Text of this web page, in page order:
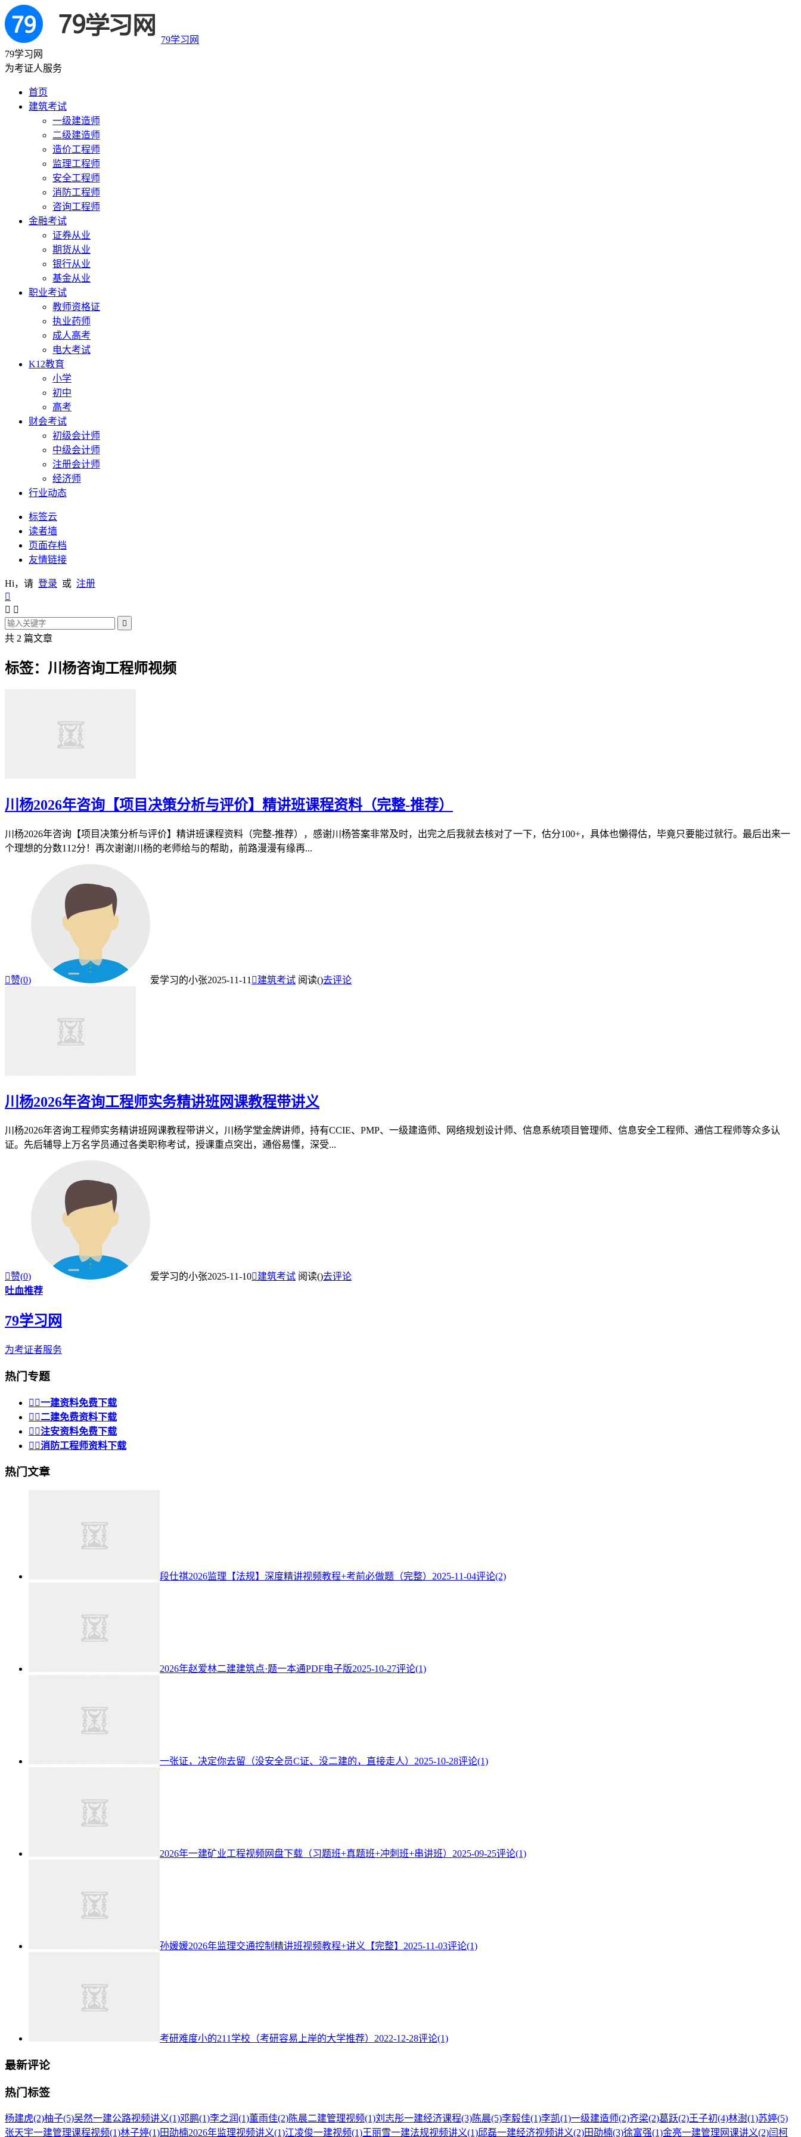
79学习网
79学习网
为考证人服务
首页
建筑考试
一级建造师
二级建造师
造价工程师
监理工程师
安全工程师
消防工程师
咨询工程师
金融考试
证券从业
期货从业
银行从业
基金从业
职业考试
教师资格证
执业药师
成人高考
电大考试
K12教育
小学
初中
高考
财会考试
初级会计师
中级会计师
注册会计师
经济师
行业动态
标签云
读者墙
页面存档
友情链接
Hi，请 登录 或 注册

 

共 2 篇文章
标签：川杨咨询工程师视频
川杨2026年咨询【项目决策分析与评价】精讲班课程资料（完整-推荐）
川杨2026年咨询【项目决策分析与评价】精讲班课程资料（完整-推荐），感谢川杨答案非常及时，出完之后我就去核对了一下，估分100+，具体也懒得估，毕竟只要能过就行。最后出来一
个理想的分数112分！再次谢谢川杨的老师给与的帮助，前路漫漫有缘再...
赞(0) 爱学习的小张2025-11-11 建筑考试 阅读()去评论
川杨2026年咨询工程师实务精讲班网课教程带讲义
川杨2026年咨询工程师实务精讲班网课教程带讲义，川杨学堂金牌讲师，持有CCIE、PMP、一级建造师、网络规划设计师、信息系统项目管理师、信息安全工程师、通信工程师等众多认
证。先后辅导上万名学员通过各类职称考试，授课重点突出，通俗易懂，深受...
赞(0) 爱学习的小张2025-11-10建筑考试 阅读()去评论
吐血推荐
79学习网
为考证者服务
热门专题
 一建资料免费下载
 二建免费资料下载
 注安资料免费下载
 消防工程师资料下载
热门文章
段仕祺2026监理【法规】深度精讲视频教程+考前必做题（完整） 2025-11-04评论(2)
2026年赵爱林二建建筑点·题一本通PDF电子版2025-10-27评论(1)
一张证，决定你去留（没安全员C证、没二建的，直接走人） 2025-10-28评论(1)
2026年一建矿业工程视频网盘下载（习题班+真题班+冲刺班+串讲班） 2025-09-25评论(1)
孙媛媛2026年监理交通控制精讲班视频教程+讲义【完整】 2025-11-03评论(1)
考研难度小的211学校（考研容易上岸的大学推荐） 2022-12-28评论(1)
最新评论
热门标签
杨建虎(2)柚子(5)吴然一建公路视频讲义(1)邓鹏(1)李之润(1)董雨佳(2)陈晨二建管理视频(1)刘志彤一建经济课程(3)陈晨(5)李毅佳(1)李凯(1)一级建造师(2)齐梁(2)葛跃(2)王子初(4)林澍(1)苏婷(5)
张天宇一建管理课程视频(1)林子婷(1)田劭楠2026年监理视频讲义(1)江凌俊一建视频(1)王丽雪一建法规视频讲义(1)邱磊一建经济视频讲义(2)田劭楠(3)徐富强(1)金亮一建管理网课讲义(2)闫柯